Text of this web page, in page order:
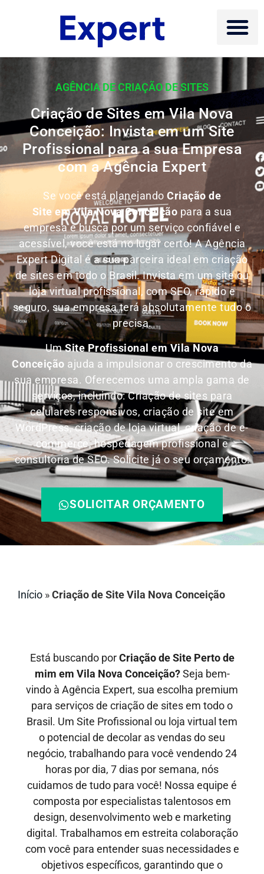
AGÊNCIA DE CRIAÇÃO DE SITES
Criação de Sites em Vila Nova
Conceição: Invista em um Site
Profissional para a sua Empresa
com a Agência Expert
Se você está planejando Criação de
Site em Vila Nova Conceição para a sua
empresa e busca por um serviço confiável e
acessível, você está no lugar certo! A Agência
Expert Digital é a sua parceira ideal em criação
de sites em todo o Brasil.Invista em um site ou
loja virtual profissional, com SEO, rápido e
seguro, sua empresa terá absolutamente tudo o
precisa.
UmSite Profissional em Vila Nova
Conceição ajuda a impulsionar o crescimento da
sua empresa. Oferecemos uma ampla gama de
serviços, incluindo: Criação de sites para
celulares responsivos, criação de site em
WordPress, criação de loja virtual, criação de e-
commerce, hospedagem profissional e
consultoria de SEO. Solicite já o seu orçamento:
SOLICITAR ORÇAMENTO
Início »Criação de Site Vila Nova Conceição
Está buscando porCriação de Site Perto de
mim em Vila Nova Conceição?Seja bem-
vindo à Agência Expert, sua escolha premium
para serviços de criação de sites em todo o
Brasil. Um Site Profissional ou loja virtual tem
o potencial de decolar as vendas do seu
negócio, trabalhando para você vendendo 24
horas por dia, 7 dias por semana, nós
cuidamos de tudo para você! Nossa equipe é
composta por especialistas talentosos em
design, desenvolvimento web e marketing
digital. Trabalhamos em estreita colaboração
com você para entender suas necessidades e
objetivos específicos, garantindo que o